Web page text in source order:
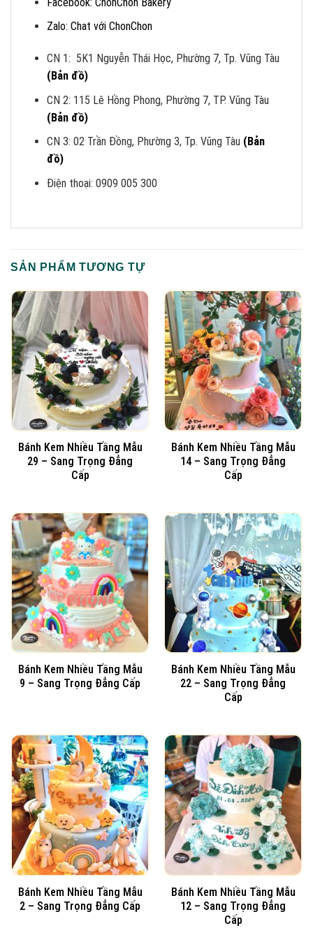
Zalo: Chat với ChonChon
CN 1: 5K1 Nguyễn Thái Học, Phường 7, Tp. Vũng Tàu
(Bản đồ)
CN 2: 115 Lê Hồng Phong, Phường 7, TP. Vũng Tàu
(Bản đồ)
CN 3: 02 Trần Đồng, Phường 3, Tp. Vũng Tàu (Bản
đồ)
Điện thoại: 0909 005 300
SẢN PHẨM TƯƠNG TỰ
Bánh Kem Nhiều Tầng Mẫu
29 – Sang Trọng Đẳng
Cấp
Bánh Kem Nhiều Tầng Mẫu
14 – Sang Trọng Đẳng
Cấp
Bánh Kem Nhiều Tầng Mẫu
9 – Sang Trọng Đẳng Cấp
Bánh Kem Nhiều Tầng Mẫu
22 – Sang Trọng Đẳng
Cấp
Bánh Kem Nhiều Tầng Mẫu
2 – Sang Trọng Đẳng Cấp
Bánh Kem Nhiều Tầng Mẫu
12 – Sang Trọng Đẳng
Cấp